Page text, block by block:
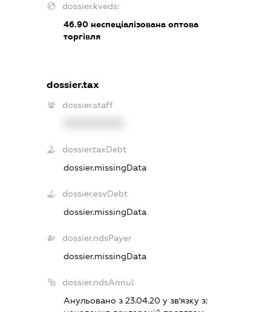
dossier.kveds:
46.90неспеціалізована оптова
торгівля
dossier.tax
dossier.staff
dossier.taxDebt
dossier.missingData
dossier.esvDebt
dossier.missingData
dossier.ndsPayer
dossier.missingData
dossier.ndsAnnul
Анульовано з 23.04.20 у зв'язку з: